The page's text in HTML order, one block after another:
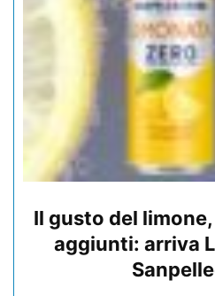
Il gusto del
aggiunti: arriva